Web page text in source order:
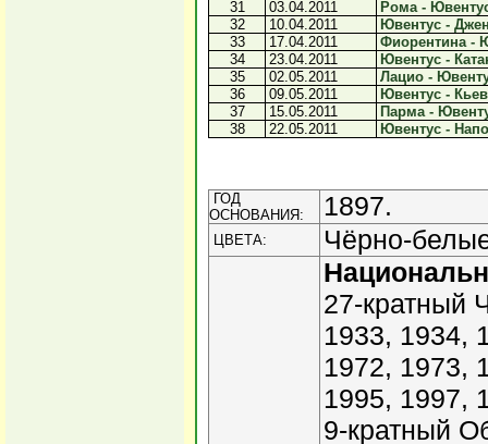
31
03.04.2011
Рома -
32
10.04.2011
Ювентус -
33
17.04.2011
Фиорентина -
34
23.04.2011
Ювентус -
35
02.05.2011
Лацио -
36
09.05.2011
Ювентус -
37
15.05.2011
Парма -
38
22.05.2011 Ювентус -
ГОД
ОСНОВАНИЯ:
1897.
ЦВЕТА: Чёрно-
27-кратный
1933, 1934,
1972, 1973,
1995, 1997,
9-кратный